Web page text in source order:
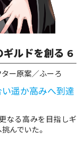
ギルドを創る 6
ー原案／ふーろ
遥か高みへ到達
なる高みを目指しギ
んでいた。